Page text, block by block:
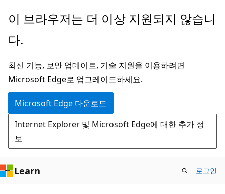
주
콘
츠
로
건
너
뛰
기
이 브라우저는 더 이상 지원되지 않습니
다.
최신 기능, 보안 업데이트, 기술 지원을 이용하려면
Microsoft Edge로 업그레이드하세요.
Microsoft Edge 다운로드
Internet Explorer 및 Microsoft Edge에 대한 추가 정
보
Learn 로그인